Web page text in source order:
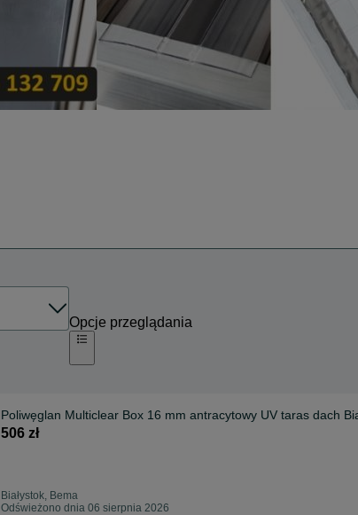
Opcje przeglądania
Poliwęglan Multiclear Box 16 mm antracytowy UV taras dach
506 zł
Białystok, Bema
Odświeżono dnia 06 sierpnia 2026